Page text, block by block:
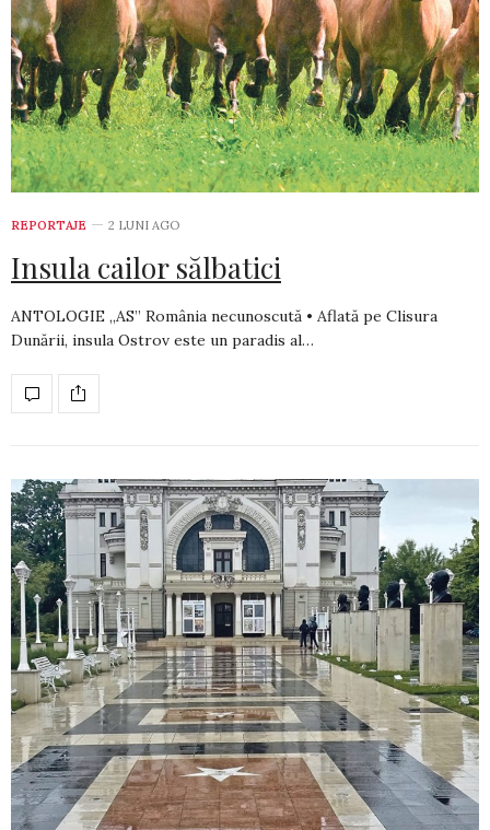
REPORTAJE 2 LUNI AGO
Insula cailor sălbatici
ANTOLOGIE „AS” România necunoscută • Aflată pe Clisura
Dunării, insula Ostrov este un paradis al…